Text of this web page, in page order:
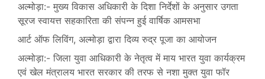
अल्मोड़ा:- मुख्य विकास अधिकारी के दिशा निर्देशों के अनुसार उगता
सूरज स्वायत्त सहकारिता की संपन्न हुई वार्षिक आमसभा
आर्ट ऑफ लिविंग, अल्मोड़ा द्वारा दिव्य रुद्र पूजा का आयोजन
अल्मोड़ा:- जिला युवा आधिकारी के नेतृत्व में माय भारत युवा कार्यक्रम
एवं खेल मंत्रालय भारत सरकार की तरफ से नशा मुक्त युवा फॉर